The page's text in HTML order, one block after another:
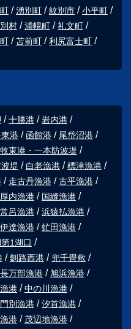
湧別町 紋別市
小平町
村 浦幌町
礼文町
苫前町
利尻富士町
十勝港
岩内港
港 函館港
尾岱沼港
東港・一本防波堤
堤 白老漁港
標津漁港
走古丹漁港
古平漁港
厚内漁港
国縫漁港
常呂漁港
浜猿払漁港
伊達漁港
虻田漁港
1湖口
釧路西港
兜千畳敷
長万部漁港
旭浜漁港
港
中の川漁港
門別漁港
汐首漁港
港
茂辺地漁港